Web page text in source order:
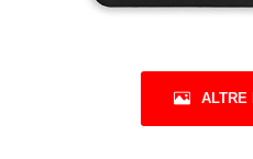
ALTRE